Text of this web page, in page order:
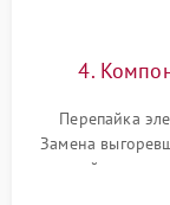
4.
Перепайка
Замена
хрупкой